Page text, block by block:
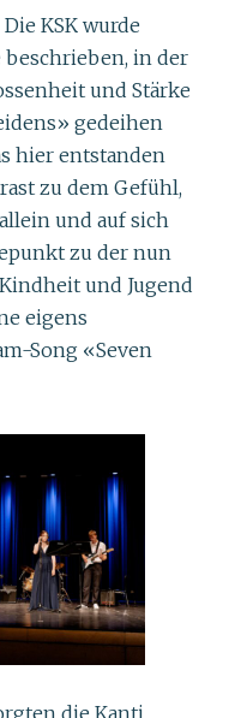
KSK wurde
beschrieben, in der
und Stärke
gedeihen
hier entstanden
zu dem Gefühl,
und auf sich
zu der nun
und Jugend
eigens
Song «Seven